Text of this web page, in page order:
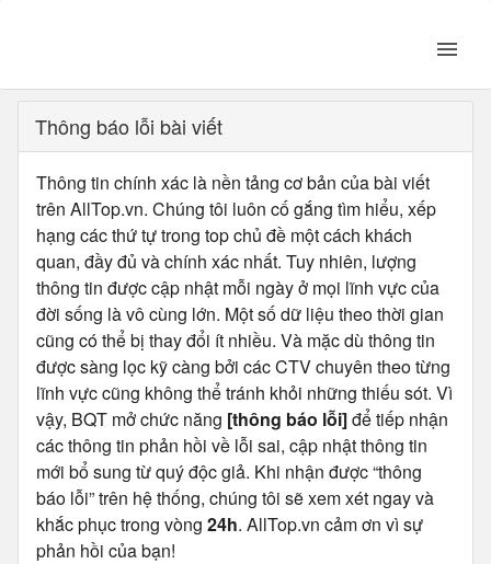
Thông báo lỗi bài viết
Thông tin chính xác là nền tảng cơ bản của bài viết
trên AllTop.vn. Chúng tôi luôn cố gắng tìm hiểu, xếp
hạng các thứ tự trong top chủ đề một cách khách
quan, đầy đủ và chính xác nhất. Tuy nhiên, lượng
thông tin được cập nhật mỗi ngày ở mọi lĩnh vực của
đời sống là vô cùng lớn. Một số dữ liệu theo thời gian
cũng có thể bị thay đổi ít nhiều. Và mặc dù thông tin
được sàng lọc kỹ càng bởi các CTV chuyên theo từng
lĩnh vực cũng không thể tránh khỏi những thiếu sót. Vì
vậy, BQT mở chức năng [thông báo lỗi]để tiếp nhận
các thông tin phản hồi về lỗi sai, cập nhật thông tin
mới bổ sung từ quý độc giả. Khi nhận được “thông
báo lỗi” trên hệ thống, chúng tôi sẽ xem xét ngay và
khắc phục trong vòng 24h. AllTop.vn cảm ơn vì sự
phản hồi của bạn!